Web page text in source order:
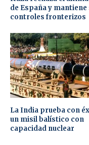
de España y mantiene
controles fronterizos
La India prueba con
un misil balístico con
capacidad nuclear